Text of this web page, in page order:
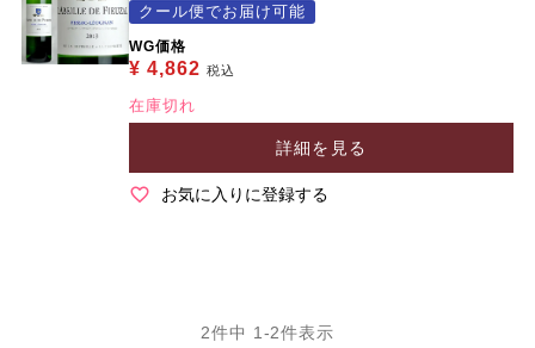
クール便でお届け可能
WG価格
¥ 4,862 税込
在庫切れ
詳細を見る
お気に入りに登録する
2件中 1 -2件表示